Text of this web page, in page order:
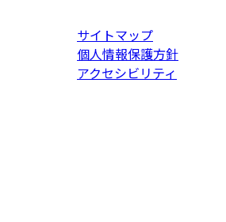
サイトマップ
個人情報保護方針
アクセシビリティ